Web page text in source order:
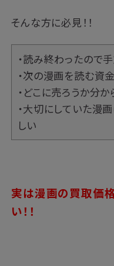
そんな方に必見！！
・読み終わったので
・次の漫画を読む資
・どこに売ろうか分
・大切にしていた漫
しい
実は漫画の買取価
い！！